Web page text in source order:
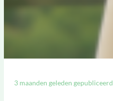
3 maanden geleden gepubliceerd